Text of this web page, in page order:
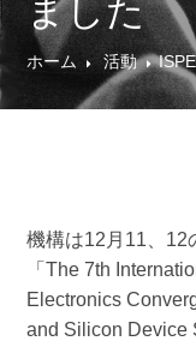
ました
ホーム 活動
機構は12月11、12
「The 7th
Electronics
and Silicon Device